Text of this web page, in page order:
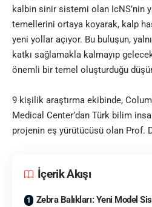
kalbin sinir sistemi olan IcNS’nin
temellerini ortaya koyarak, kalp
yeni yollar açıyor. Bu buluşun,
katkı sağlamakla kalmayıp
önemli bir temel oluşturduğu
9 kişilik araştırma ekibinde,
Medical Center’dan Türk bilim
projenin eş yürütücüsü olan Prof.
İçerik Akışı
Zebra Balıkları: Yeni Model